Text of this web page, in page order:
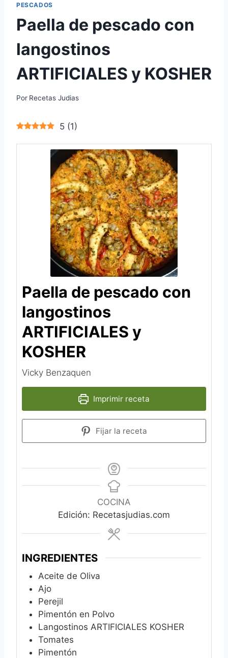
PESCADOS
Paella de pescado con
langostinos
ARTIFICIALES y KOSHER
Por Recetas Judias
5 (1)
Paella de pescado con
langostinos
ARTIFICIALES y
KOSHER
Vicky Benzaquen‎
Imprimir receta
Fijar la receta
COCINA
Edición: Recetasjudias.com
INGREDIENTES
Aceite de Oliva
Ajo
Perejil
Pimentón en Polvo
Langostinos ARTIFICIALES KOSHER
Tomates
Pimentón